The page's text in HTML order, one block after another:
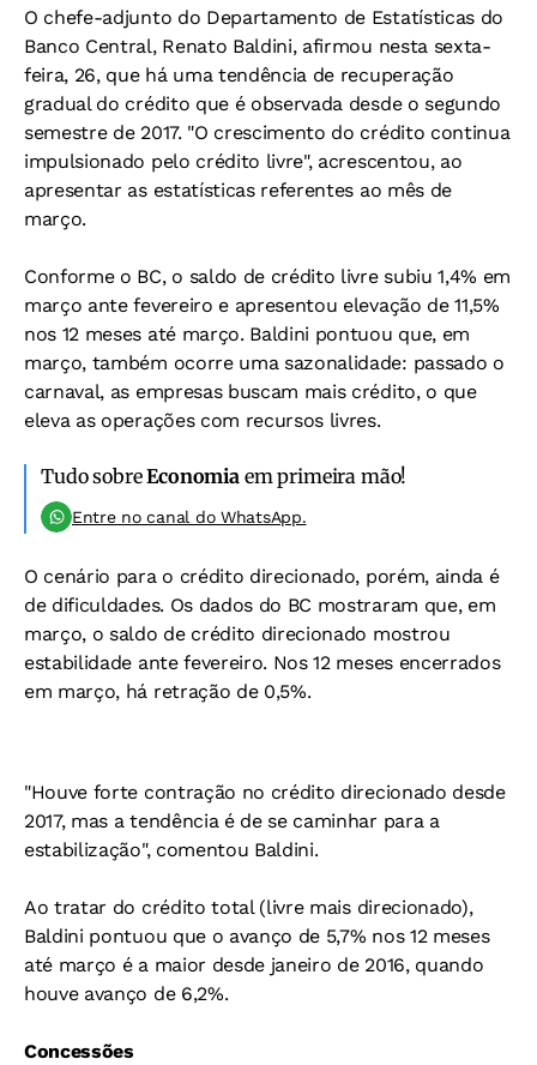
O chefe-adjunto do Departamento de Estatísticas do
Banco Central, Renato Baldini, afirmou nesta sexta-
feira, 26, que há uma tendência de recuperação
gradual do crédito que é observada desde o segundo
semestre de 2017. "O crescimento do crédito continua
impulsionado pelo crédito livre", acrescentou, ao
apresentar as estatísticas referentes ao mês de
março.
Conforme o BC, o saldo de crédito livre subiu 1,4% em
março ante fevereiro e apresentou elevação de 11,5%
nos 12 meses até março. Baldini pontuou que, em
março, também ocorre uma sazonalidade: passado o
carnaval, as empresas buscam mais crédito, o que
eleva as operações com recursos livres.
Tudo sobreEconomiaem primeira mão!
Entre no canal do WhatsApp.
O cenário para o crédito direcionado, porém, ainda é
de dificuldades. Os dados do BC mostraram que, em
março, o saldo de crédito direcionado mostrou
estabilidade ante fevereiro. Nos 12 meses encerrados
em março, há retração de 0,5%.
"Houve forte contração no crédito direcionado desde
2017, mas a tendência é de se caminhar para a
estabilização", comentou Baldini.
Ao tratar do crédito total (livre mais direcionado),
Baldini pontuou que o avanço de 5,7% nos 12 meses
até março é a maior desde janeiro de 2016, quando
houve avanço de 6,2%.
Concessões